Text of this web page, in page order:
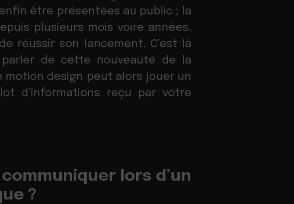
être présentées au public ; la
plusieurs mois voire années.
réussir son lancement. C’est là
de cette nouveauté de la
design peut alors jouer un
d’informations reçu par votre
lors d’un
?